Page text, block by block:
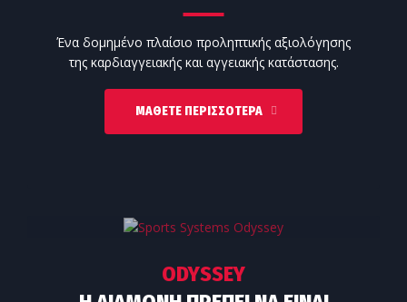
Ένα δομημένο πλαίσιο προληπτικής αξιολόγησης
της καρδιαγγειακής και αγγειακής κατάστασης.
ΜΆΘΕΤΕ ΠΕΡΙΣΣΌΤΕΡΑ
ODYSSEY